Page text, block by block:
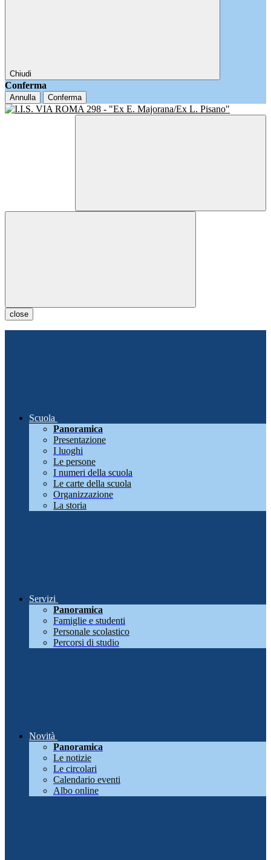
Chiudi
Conferma
Annulla Conferma
close
Scuola
Panoramica
Presentazione
I luoghi
Le persone
I numeri della scuola
Le carte della scuola
Organizzazione
La storia
Servizi
Panoramica
Famiglie e studenti
Personale scolastico
Percorsi di studio
Novità
Panoramica
Le notizie
Le circolari
Calendario eventi
Albo online